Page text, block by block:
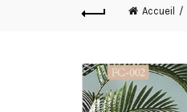
Accueil